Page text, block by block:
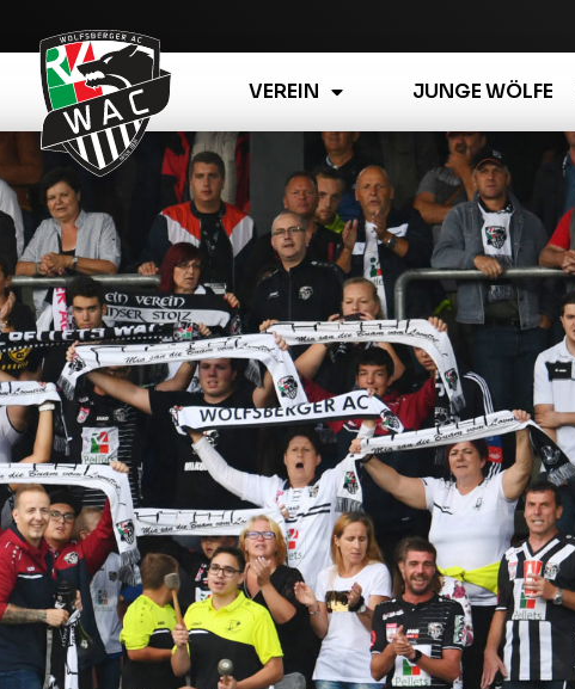
VEREIN JUNGE WÖLFE